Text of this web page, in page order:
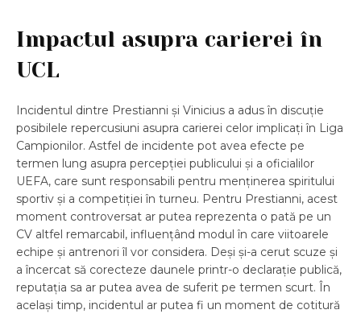
Impactul asupra carierei în
UCL
Incidentul dintre Prestianni și Vinicius a adus în discuție
posibilele repercusiuni asupra carierei celor implicați în Liga
Campionilor. Astfel de incidente pot avea efecte pe
termen lung asupra percepției publicului și a oficialilor
UEFA, care sunt responsabili pentru menținerea spiritului
sportiv și a competiției în turneu. Pentru Prestianni, acest
moment controversat ar putea reprezenta o pată pe un
CV altfel remarcabil, influențând modul în care viitoarele
echipe și antrenori îl vor considera. Deși și-a cerut scuze și
a încercat să corecteze daunele printr-o declarație publică,
reputația sa ar putea avea de suferit pe termen scurt. În
același timp, incidentul ar putea fi un moment de cotitură